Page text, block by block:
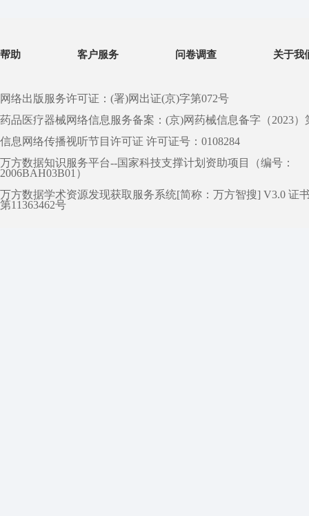
帮助 客户服务 问卷调查 关于我
网络出版服务许可证：(署)网出证(京)字第072号
药品医疗器械网络信息服务备案：(京)网药械信息备字（2023）
信息网络传播视听节目许可证 许可证号：0108284
万方数据知识服务平台--国家科技支撑计划资助项目（编号：
2006BAH03B01）
万方数据学术资源发现获取服务系统[简称：万方智搜] V3.0 证
第11363462号